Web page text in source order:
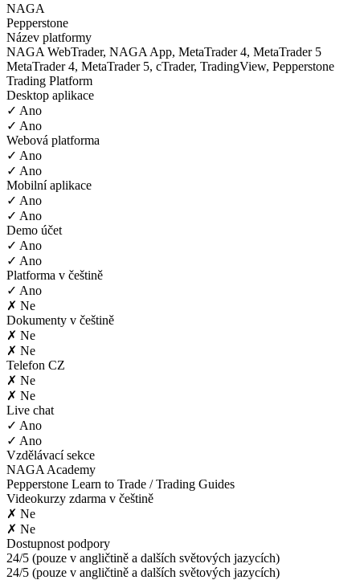
NAGA
Pepperstone
Název platformy
NAGA WebTrader, NAGA App, MetaTrader 4, MetaTrader 5
MetaTrader 4, MetaTrader 5, cTrader, TradingView, Pepperstone
Trading Platform
Desktop aplikace
✓ Ano
✓ Ano
Webová platforma
✓ Ano
✓ Ano
Mobilní aplikace
✓ Ano
✓ Ano
Demo účet
✓ Ano
✓ Ano
Platforma v češtině
✓ Ano
✗ Ne
Dokumenty v češtině
✗ Ne
✗ Ne
Telefon CZ
✗ Ne
✗ Ne
Live chat
✓ Ano
✓ Ano
Vzdělávací sekce
NAGA Academy
Pepperstone Learn to Trade / Trading Guides
Videokurzy zdarma v češtině
✗ Ne
✗ Ne
Dostupnost podpory
24/5 (pouze v angličtině a dalších světových jazycích)
24/5 (pouze v angličtině a dalších světových jazycích)